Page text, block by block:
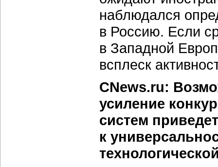
наблюдался
в Россию. Если
в Западной
всплеск
CNews.ru:
усиление
систем
к